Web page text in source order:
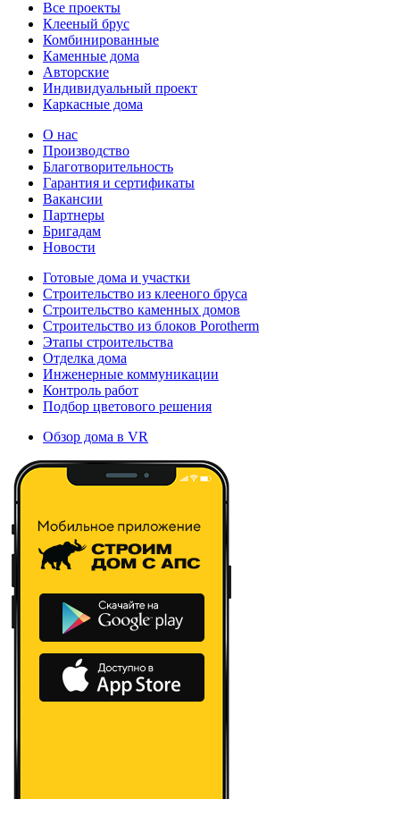
Все проекты
Клееный брус
Комбинированные
Каменные дома
Авторские
Индивидуальный проект
Каркасные дома
О нас
Производство
Благотворительность
Гарантия и сертификаты
Вакансии
Партнеры
Бригадам
Новости
Готовые дома и участки
Строительство из клееного бруса
Строительство каменных домов
Строительство из блоков Porotherm
Этапы строительства
Отделка дома
Инженерные коммуникации
Контроль работ
Подбор цветового решения
Обзор дома в VR